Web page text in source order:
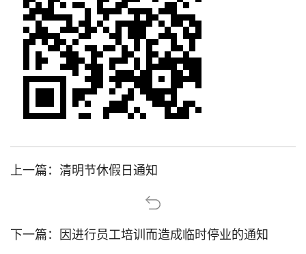
上一篇： 清明节休假日通知
下一篇： 因进行员工培训而造成临时停业的通知